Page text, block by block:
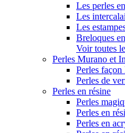
Les perles
Les
Les
Breloques
Voir toutes
Perles Murano et
Perles
Perles de
Perles en résine
Perles
Perles en
Perles en